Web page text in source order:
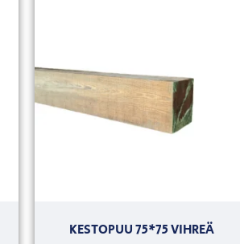
KESTOPUU 75*75 VIHREÄ